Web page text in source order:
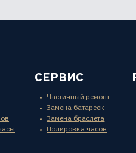
СЕРВИС
Частичный ремонт
Замена батареек
Замена браслета
Полировка часов